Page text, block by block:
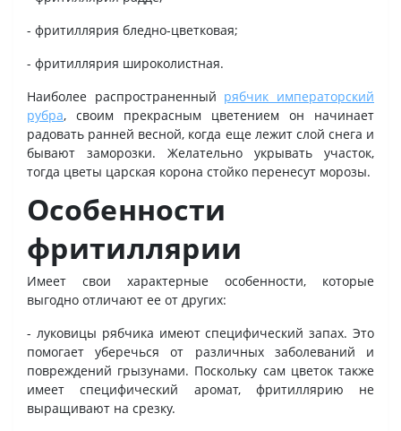
- фритиллярия бледно-цветковая;
- фритиллярия широколистная.
Наиболее распространенный рябчик императорский
рубра, своим прекрасным цветением он начинает
радовать ранней весной, когда еще лежит слой снега и
бывают заморозки. Желательно укрывать участок,
тогда цветы царская корона стойко перенесут морозы.
Особенности
фритиллярии
Имеет свои характерные особенности, которые
выгодно отличают ее от других:
- луковицы рябчика имеют специфический запах. Это
помогает уберечься от различных заболеваний и
повреждений грызунами. Поскольку сам цветок также
имеет специфический аромат, фритиллярию не
выращивают на срезку.